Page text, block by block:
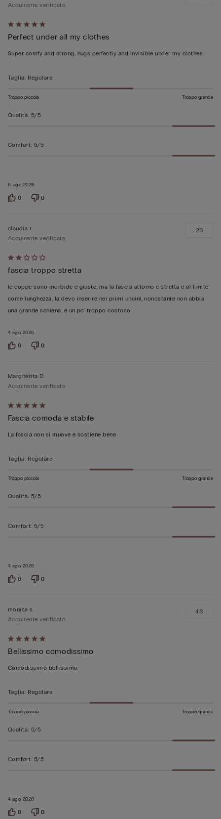
Valutato
5
su
5 ago 2026
Acquirente verificato
Perfect under all my clothes
Super comfy and strong, hugs perfectly and invisible under my clothes
Taglia: Regolare
Troppo piccola Troppo grande
Qualità: 5/5
Comfort: 5/5
0 0
Valutato
2
su
5
4 ago 2026
claudia r
Acquirente verificato
fascia troppo stretta
le coppe sono morbide e giuste, ma la fascia attorno è stretta e al limite
come lunghezza, la devo inserire nei primi uncini, nonostante non abbia
una grande schiena. è un po' troppo costoso
2B
0 0
Valutato
5
su
4 ago 2026
Margherita D
Acquirente verificato
Fascia comoda e stabile
La fascia non si muove e sostiene bene
Taglia: Regolare
Troppo piccola Troppo grande
Qualità: 5/5
Comfort: 5/5
0 0
Valutato
5
su
4 ago 2026
monica s
Acquirente verificato
Bellissimo comodissimo
Comodissimo bellissimo
4B
Taglia: Regolare
Troppo piccola Troppo grande
Qualità: 5/5
Comfort: 5/5
0 0